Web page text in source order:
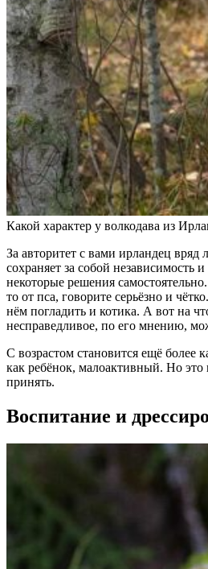
Какой характер у волкодава из
За авторитет с вами ирландец вряд
сохраняет за собой независимость
некоторые решения
то от пса, говорите серьёзно и
нём погладить и котика. А вот на
несправедливое, по его мнению,
С возрастом становится ещё более
как ребёнок, малоактивный. Но это
принять.
Воспитание и